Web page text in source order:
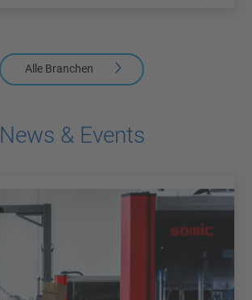
Alle Branchen
News & Events